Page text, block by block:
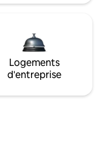
Logements
d'entreprise